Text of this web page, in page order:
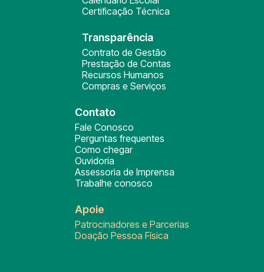
Certificação Técnica
Transparência
Contrato de Gestão
Prestação de Contas
Recursos Humanos
Compras e Serviços
Contato
Fale Conosco
Perguntas frequentes
Como chegar
Ouvidoria
Assessoria de Imprensa
Trabalhe conosco
Apoie
Patrocinadores e Parcerias
Doação Pessoa Física